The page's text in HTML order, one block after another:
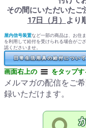
その間にいただいた
17日（月）
より
屋内信号装置など一部の商品は、お住
を利用して給付を受けられる場合がご
認くださいませ。
日常生活用具の給付について
画面右上の をタップす
メルマガの配信をご
録いただけます。